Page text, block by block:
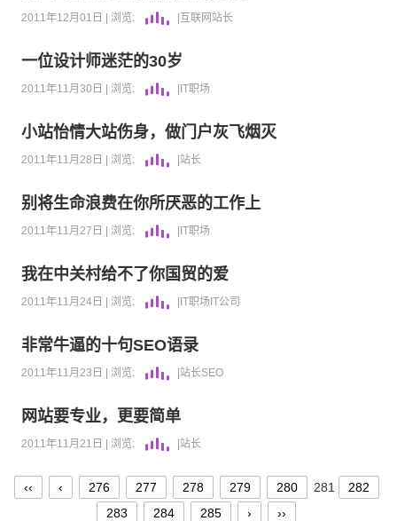
2011年12月01日 | 浏览: 互联网站长
一位设计师迷茫的30岁
2011年11月30日 | 浏览: IT职场
小站怡情大站伤身，做门户灰飞烟灭
2011年11月28日 | 浏览: |站长
别将生命浪费在你所厌恶的工作上
2011年11月27日 | 浏览: IT职场
我在中关村给不了你国贸的爱
2011年11月24日 | 浏览: IT职场 IT公司
非常牛逼的十句SEO语录
2011年11月23日 | 浏览: |站长SEO
网站要专业，更要简单
2011年11月21日 | 浏览: |站长
‹‹ ‹ 276 277 278 279 280 281
282
283
284 285 › ››